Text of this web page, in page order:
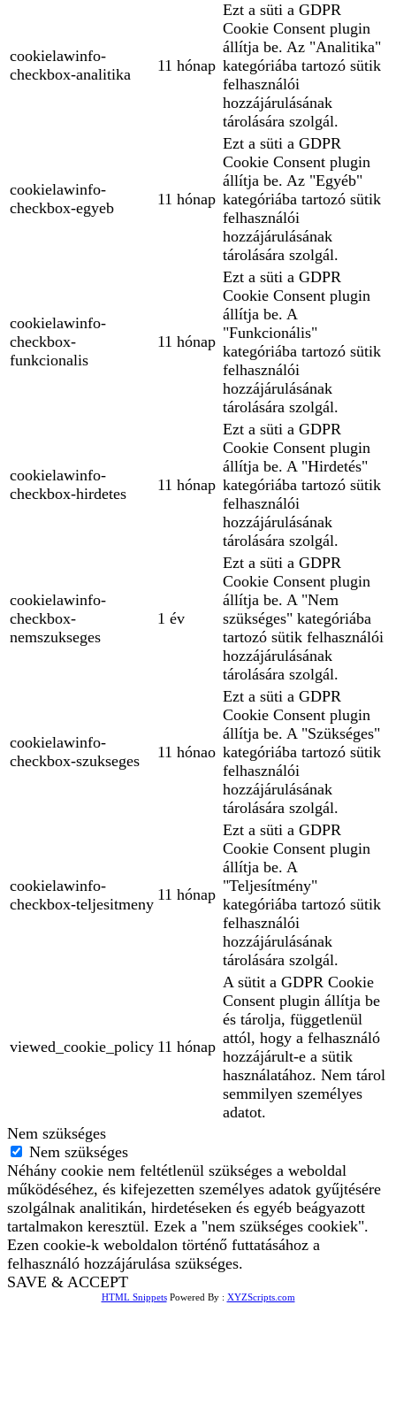
cookielawinfo-
checkbox-analitika
11 hónap
Ezt a süti a GDPR
Cookie Consent plugin
állítja be. Az "Analitika"
kategóriába tartozó sütik
felhasználói
hozzájárulásának
tárolására szolgál.
cookielawinfo-
checkbox-egyeb
11 hónap
Ezt a süti a GDPR
Cookie Consent plugin
állítja be. Az "Egyéb"
kategóriába tartozó sütik
felhasználói
hozzájárulásának
tárolására szolgál.
cookielawinfo-
checkbox-
funkcionalis
11 hónap
Ezt a süti a GDPR
Cookie Consent plugin
állítja be. A
"Funkcionális"
kategóriába tartozó sütik
felhasználói
hozzájárulásának
tárolására szolgál.
cookielawinfo-
checkbox-hirdetes
11 hónap
Ezt a süti a GDPR
Cookie Consent plugin
állítja be. A "Hirdetés"
kategóriába tartozó sütik
felhasználói
hozzájárulásának
tárolására szolgál.
cookielawinfo-
checkbox-
nemszukseges
1 év
Ezt a süti a GDPR
Cookie Consent plugin
állítja be. A "Nem
szükséges" kategóriába
tartozó sütik felhasználói
hozzájárulásának
tárolására szolgál.
cookielawinfo-
checkbox-szukseges
11 hónao
Ezt a süti a GDPR
Cookie Consent plugin
állítja be. A "Szükséges"
kategóriába tartozó sütik
felhasználói
hozzájárulásának
tárolására szolgál.
cookielawinfo-
checkbox-teljesitmeny
11 hónap
Ezt a süti a GDPR
Cookie Consent plugin
állítja be. A
"Teljesítmény"
kategóriába tartozó sütik
felhasználói
hozzájárulásának
tárolására szolgál.
viewed_cookie_policy 11 hónap
A sütit a GDPR Cookie
Consent plugin állítja be
és tárolja, függetlenül
attól, hogy a felhasználó
hozzájárult-e a sütik
használatához. Nem tárol
semmilyen személyes
adatot.
Nem szükséges
Nem szükséges
Néhány cookie nem feltétlenül szükséges a weboldal
működéséhez, és kifejezetten személyes adatok gyűjtésére
szolgálnak analitikán, hirdetéseken és egyéb beágyazott
tartalmakon keresztül. Ezek a "nem szükséges cookiek".
Ezen cookie-k weboldalon történő futtatásához a
felhasználó hozzájárulása szükséges.
SAVE & ACCEPT
HTML SnippetsPowered By : XYZScripts.com